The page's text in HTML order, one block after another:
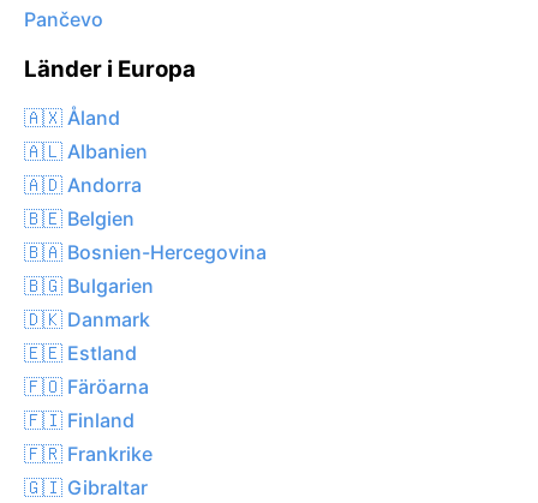
Pančevo
Länder i Europa
🇦🇽 Åland
🇦🇱 Albanien
🇦🇩 Andorra
🇧🇪 Belgien
🇧🇦 Bosnien-Hercegovina
🇧🇬 Bulgarien
🇩🇰 Danmark
🇪🇪 Estland
🇫🇴 Färöarna
🇫🇮 Finland
🇫🇷 Frankrike
🇬🇮 Gibraltar